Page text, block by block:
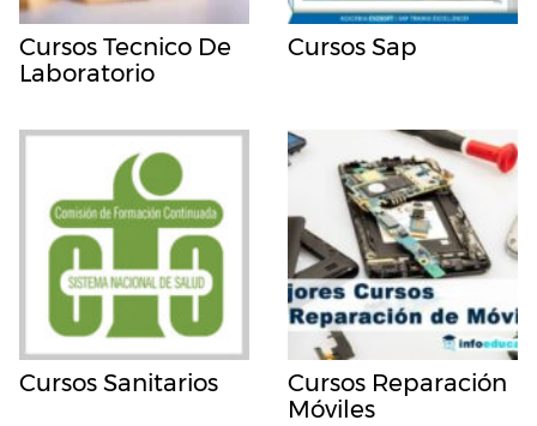
Cursos Tecnico De
Laboratorio
Cursos Sap
Cursos Sanitarios
Cursos Reparación
Móviles